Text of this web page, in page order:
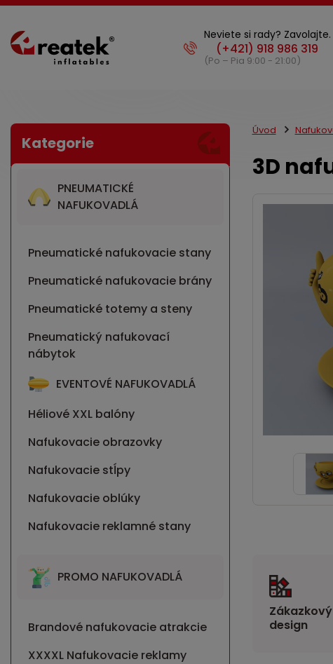
Neviete si rady? Zavolajte.
(Po – Pia 9:00 - 21:00)
PNEUMATICKÉ
NAFUKOVADLÁ
Pneumatické nafukovacie stany
Pneumatické nafukovacie brány
Pneumatické totemy a steny
Pneumatický nafukovací
nábytok
EVENTOVÉ NAFUKOVADLÁ
Héliové XXL balóny
Nafukovacie obrazovky
Nafukovacie stĺpy
Nafukovacie oblúky
Nafukovacie reklamné stany
PROMO NAFUKOVADLÁ
Brandové nafukovacie atrakcie
XXXXL Nafukovacie reklamy
Úvod
3D
design